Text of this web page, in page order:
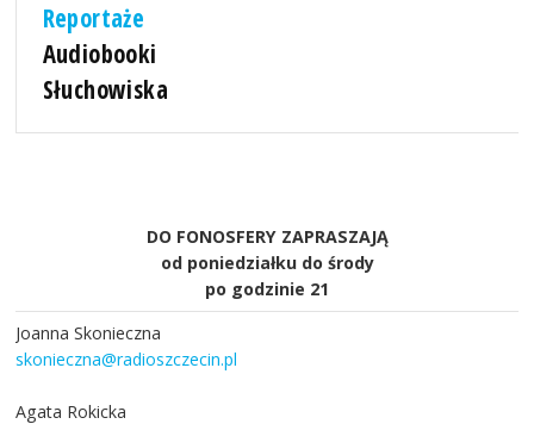
Reportaże
Audiobooki
Słuchowiska
DO FONOSFERY ZAPRASZAJĄ
od poniedziałku do środy
po godzinie 21
Joanna Skonieczna
skonieczna@radioszczecin.pl
Agata Rokicka